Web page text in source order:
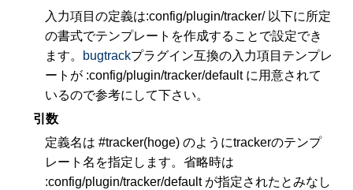
入力項目の定義は:config/plugin/tracker/ 以下に所定
の書式でテンプレートを作成することで設定でき
ます。
bugtrackプラグイン互換の入力項目テンプレ
ートが :config/plugin/tracker/default に用意されて
いるので参考にして下さい。
引数
定義名は #tracker(hoge) のようにtrackerのテンプ
レート名を指定します。省略時は
:config/plugin/tracker/default が指定されたとみなし